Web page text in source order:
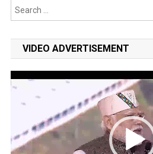
VIDEO ADVERTISEMENT
Video